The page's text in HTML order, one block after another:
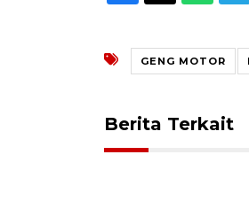
GENG MOTOR
Berita Terkait